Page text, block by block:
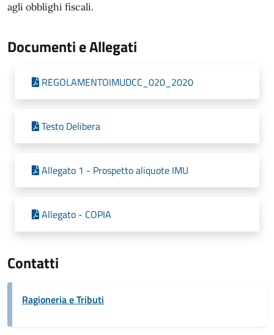
agli obblighi fiscali.
Documenti e Allegati
REGOLAMENTOIMUDCC_020_2020
Testo Delibera
Allegato 1 - Prospetto aliquote IMU
Allegato - COPIA
Contatti
Ragioneria e Tributi